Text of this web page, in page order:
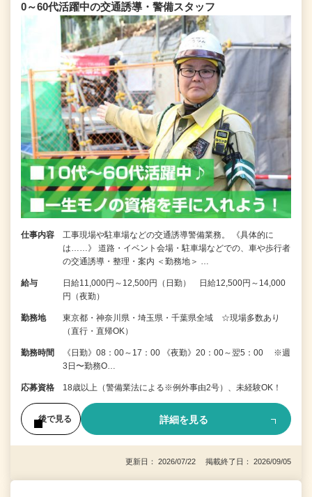
0～60代活躍中の交通誘導・警備スタッフ
仕事内容
工事現場や駐車場などの交通誘導警備業務。 《具体的に
は……》 道路・イベント会場・駐車場などでの、車や歩行者
の交通誘導・整理・案内 ＜勤務地＞ …
給与
日給11,000円～12,500円（日勤） 日給12,500円～14,000
円（夜勤）
勤務地
東京都・神奈川県・埼玉県・千葉県全域 ☆現場多数あり
（直行・直帰OK）
勤務時間
《日勤》08：00～17：00 《夜勤》20：00～翌5：00 ※週
3日〜勤務O…
応募資格 18歳以上（警備業法による※例外事由2号）、未経験OK！
後で見る 詳細を見る
更新日： 2026/07/22 掲載終了日： 2026/09/05